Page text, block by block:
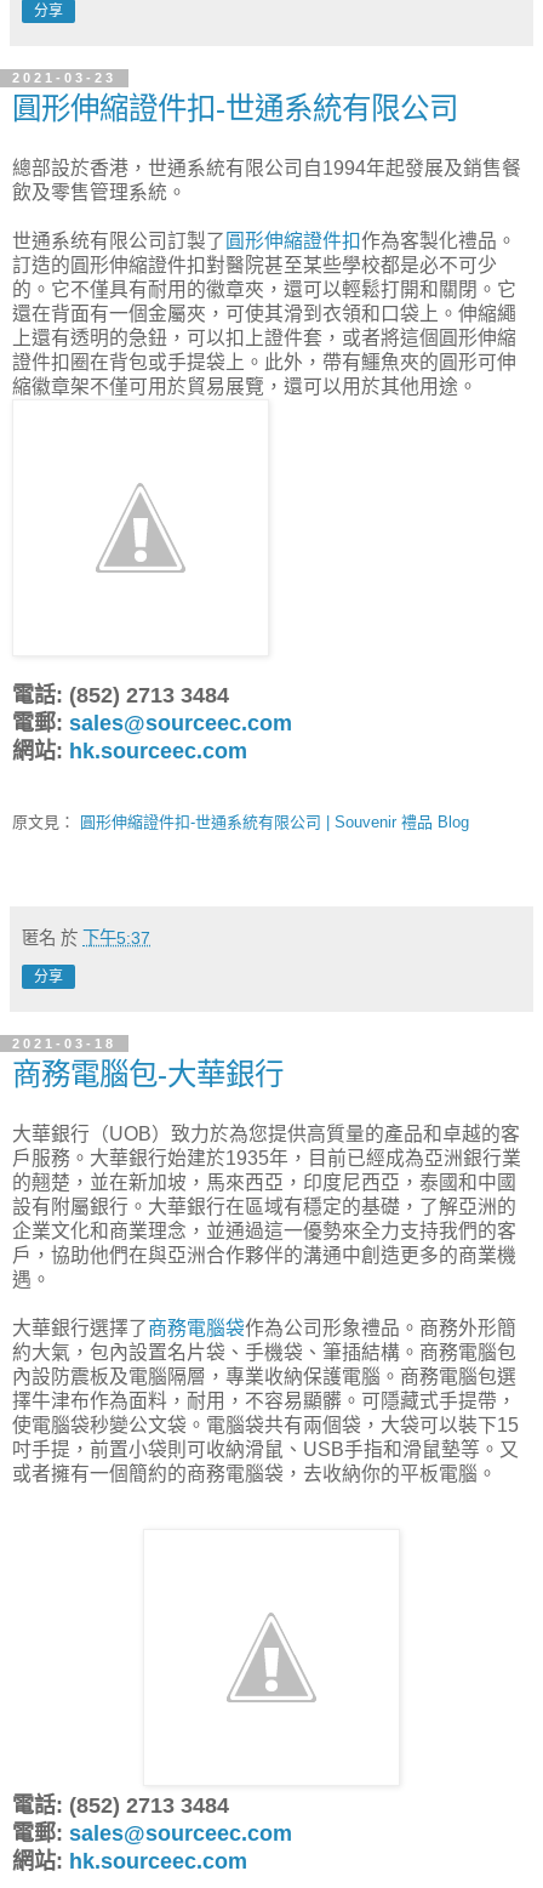
分享
2021-03-23
圓形伸縮證件扣-世通系統有限公司
總部設於香港，世通系統有限公司自1994年起發展及銷售餐
飲及零售管理系統。
世通系统有限公司訂製了 圓形伸縮證件扣作為客製化禮品。
訂造的圓形伸縮證件扣對醫院甚至某些學校都是必不可少
的。它不僅具有耐用的徽章夾，還可以輕鬆打開和關閉。它
還在背面有一個金屬夾，可使其滑到衣領和口袋上。伸縮繩
上還有透明的急鈕，可以扣上證件套，或者將這個圓形伸縮
證件扣圈在背包或手提袋上。此外，帶有鱷魚夾的圓形可伸
縮徽章架不僅可用於貿易展覽，還可以用於其他用途。
電話: (852) 2713 3484
電郵: sales@sourceec.com
網站: hk.sourceec.com
原文見： 圓形伸縮證件扣-世通系統有限公司 | Souvenir 禮品 Blog
匿名 於 下午5:37
分享
2021-03-18
商務電腦包-大華銀行
大華銀行（UOB）致力於為您提供高質量的產品和卓越的客
戶服務。大華銀行始建於1935年，目前已經成為亞洲銀行業
的翹楚，並在新加坡，馬來西亞，印度尼西亞，泰國和中國
設有附屬銀行。大華銀行在區域有穩定的基礎，了解亞洲的
企業文化和商業理念，並通過這一優勢來全力支持我們的客
戶，協助他們在與亞洲合作夥伴的溝通中創造更多的商業機
遇。
大華銀行選擇了商務電腦袋作為公司形象禮品。商務外形簡
約大氣，包內設置名片袋、手機袋、筆插結構。商務電腦包
內設防震板及電腦隔層，專業收納保護電腦。商務電腦包選
擇牛津布作為面料，耐用，不容易顯髒。可隱藏式手提帶，
使電腦袋秒變公文袋。電腦袋共有兩個袋，大袋可以裝下15
吋手提，前置小袋則可收納滑鼠、USB手指和滑鼠墊等。又
或者擁有一個簡約的商務電腦袋，去收納你的平板電腦。
電話: (852) 2713 3484
電郵: sales@sourceec.com
網站: hk.sourceec.com